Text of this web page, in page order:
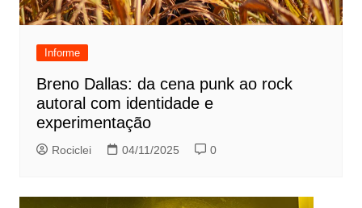
Informe
Breno Dallas: da cena punk ao rock
autoral com identidade e
experimentação
Rociclei 04/11/2025 0